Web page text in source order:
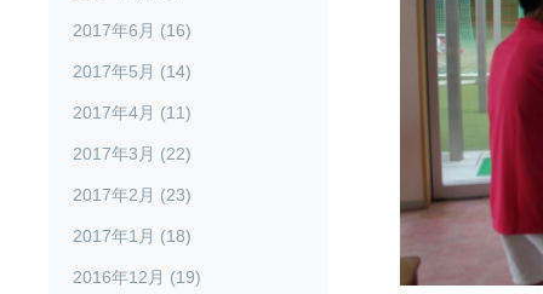
2017年6月 (16)
2017年5月 (14)
2017年4月 (11)
2017年3月 (22)
2017年2月 (23)
2017年1月 (18)
2016年12月 (19)